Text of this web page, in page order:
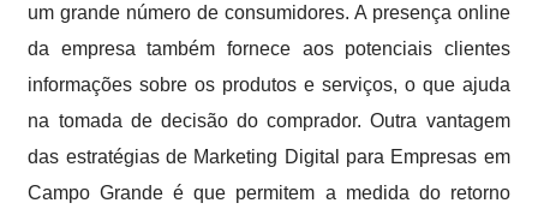
um grande número de consumidores. A presença online
da empresa também fornece aos potenciais clientes
informações sobre os produtos e serviços, o que ajuda
na tomada de decisão do comprador. Outra vantagem
das estratégias de Marketing Digital para Empresas em
Campo Grande é que permitem a medida do retorno